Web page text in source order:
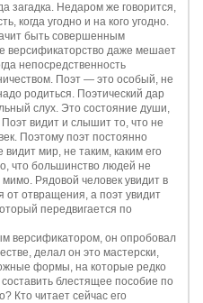
загадка. Недаром же говорится,
когда угодно и на кого угодно.
быть совершенным
версификаторство даже мешает
непосредственность
Поэт — это особый, не
родиться. Поэтический дар
слух. Это состояние души,
видит и слышит то, что не
Поэтому поэт постоянно
мир, не таким, каким его
что большинство людей не
Рядовой человек увидит в
от отвращения, а поэт увидит
передвигается по
версификатором, он опробовал
делал он это мастерски,
формы, на которые редко
блестящее пособие по
Кто читает сейчас его